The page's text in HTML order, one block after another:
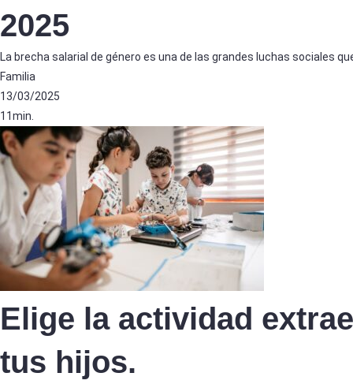
2025
La brecha salarial de género es una de las grandes luchas sociales
Familia
13/03/2025
11min.
Elige la actividad
tus hijos.